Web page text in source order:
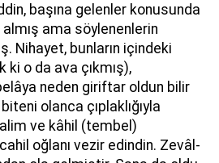
başına gelenler konusunda
ama söylenenlerin
Nihayet, bunların içindeki
ki o da ava çıkmış),
neden giriftar oldun bilir
olanca çıplaklığıyla
ve kâhil (tembel)
oğlanı vezir edindin. Zevâl-